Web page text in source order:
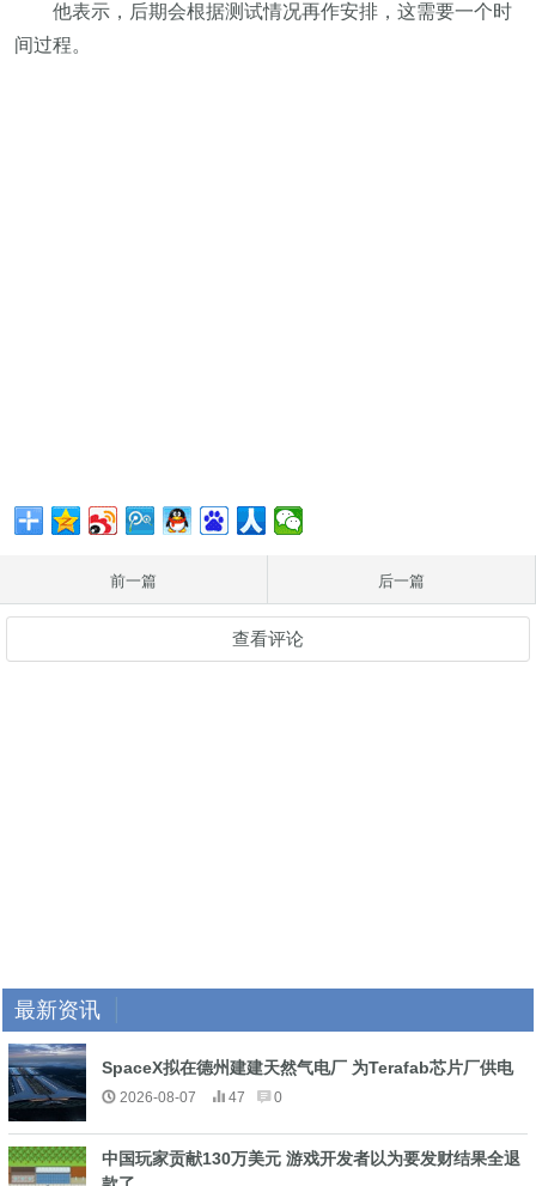
他表示，后期会根据测试情况再作安排，这需要一个时
间过程。
前一篇 后一篇
查看评论
最新资讯
SpaceX拟在德州建建天然气电厂 为Terafab芯片厂供电
2026-08-07 47 0
中国玩家贡献130万美元 游戏开发者以为要发财结果全退